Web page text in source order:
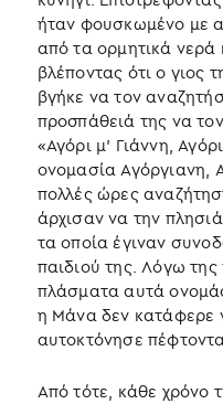
ήταν φουσκωμένο με
από τα ορμητικά νερά
βλέποντας ότι ο γιος
βγήκε να τον
προσπάθειά της να
«Αγόρι μ’ Γιάννη,
ονομασία Αγόργιανη,
πολλές ώρες
άρχισαν να την
τα οποία έγιναν
παιδιού της. Λόγω
πλάσματα αυτά
η Μάνα δεν κατάφερε
αυτοκτόνησε
Από τότε, κάθε χρόνο